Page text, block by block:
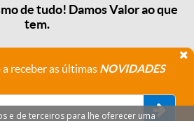
de tudo! Damos Valor ao que
tem.
receber as últimas NOVIDADES
e de terceiros para lhe oferecer uma